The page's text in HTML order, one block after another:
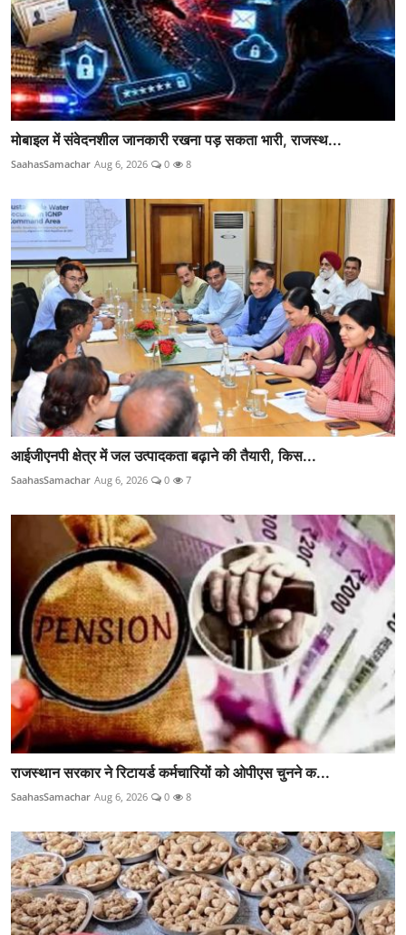
मोबाइल में संवेदनशील जानकारी रखना पड़ सकता भारी, राजस्थ...
SaahasSamachar Aug 6, 2026 0 8
आईजीएनपी क्षेत्र में जल उत्पादकता बढ़ाने की तैयारी, किस...
SaahasSamachar Aug 6, 2026 0 7
राजस्थान सरकार ने रिटायर्ड कर्मचारियों को ओपीएस चुनने क...
SaahasSamachar Aug 6, 2026 0 8